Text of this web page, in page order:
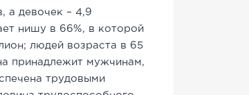
а девочек – 4,9
нишу в 66%, в которой
людей возраста в 65
принадлежит мужчинам,
трудовыми